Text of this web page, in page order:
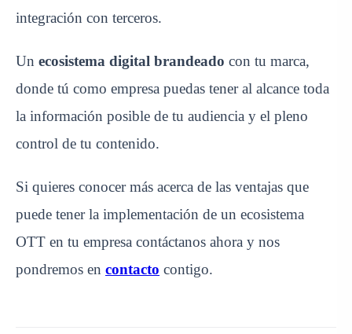
integración con terceros.
Un ecosistema digital brandeado con tu marca,
donde tú como empresa puedas tener al alcance toda
la información posible de tu audiencia y el pleno
control de tu contenido.
Si quieres conocer más acerca de las ventajas que
puede tener la implementación de un ecosistema
OTT en tu empresa contáctanos ahora y nos
pondremos en contacto contigo.